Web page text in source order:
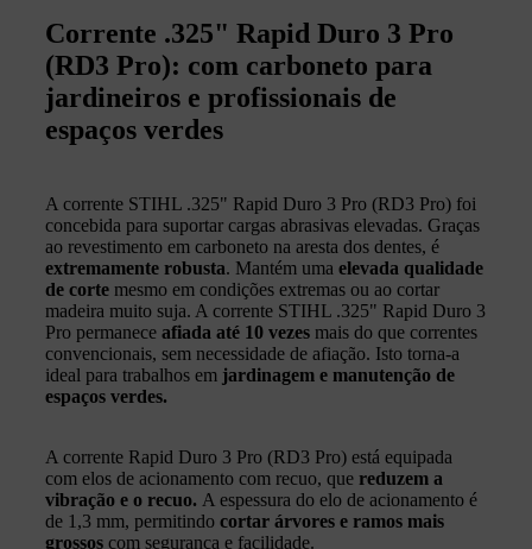
Corrente .325" Rapid Duro 3 Pro
(RD3 Pro): com carboneto para
jardineiros e profissionais de
espaços verdes
A corrente STIHL .325" Rapid Duro 3 Pro (RD3 Pro) foi
concebida para suportar cargas abrasivas elevadas. Graças
ao revestimento em carboneto na aresta dos dentes, é
extremamente robusta. Mantém uma elevada qualidade
de corte mesmo em condições extremas ou ao cortar
madeira muito suja. A corrente STIHL .325" Rapid Duro 3
Pro permanece afiada até 10 vezes mais do que correntes
convencionais, sem necessidade de afiação. Isto torna-a
ideal para trabalhos em jardinagem e manutenção de
espaços verdes.
A corrente Rapid Duro 3 Pro (RD3 Pro) está equipada
com elos de acionamento com recuo, que reduzem a
vibração e o recuo. A espessura do elo de acionamento é
de 1,3 mm, permitindo cortar árvores e ramos mais
grossos com segurança e facilidade.